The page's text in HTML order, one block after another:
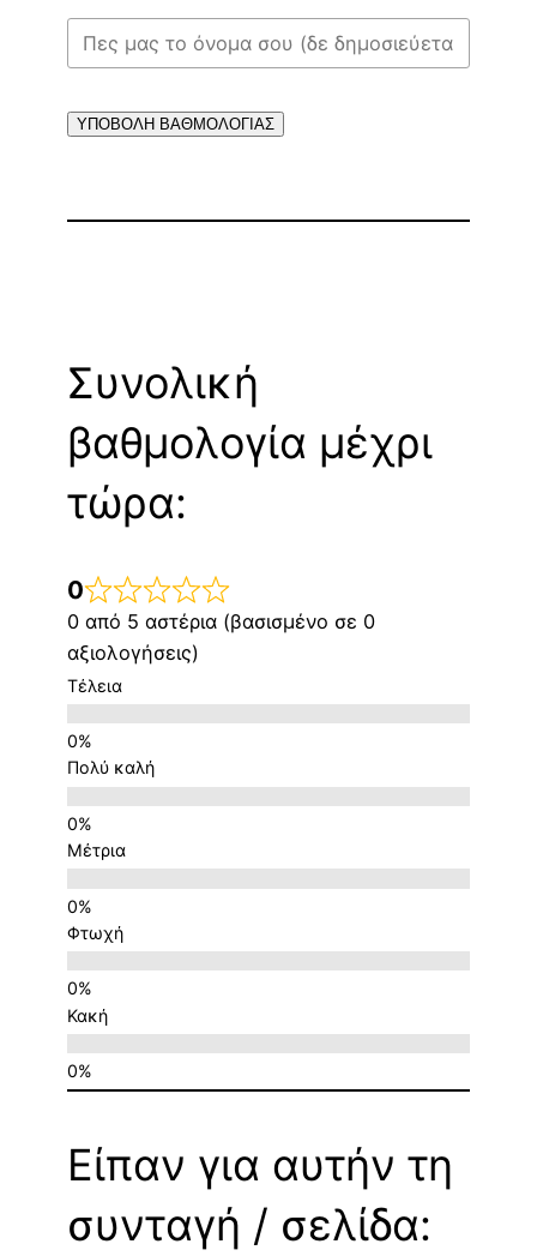
ΥΠΟΒΟΛΗ ΒΑΘΜΟΛΟΓΙΑΣ
Συνολική
βαθμολογία μέχρι
τώρα:
0
0 από 5 αστέρια (βασισμένο σε 0
αξιολογήσεις)
Τέλεια
Πολύ καλή
Μέτρια
Φτωχή
Κακή
Είπαν για αυτήν τη
συνταγή / σελίδα: